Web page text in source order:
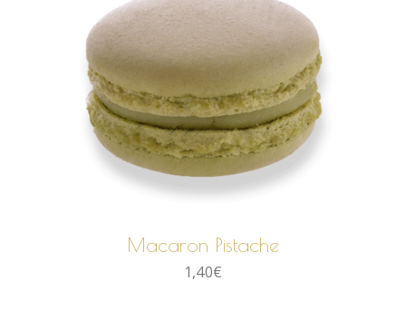
AJOUTER AU PANIER
Macaron Pistache
1,40€